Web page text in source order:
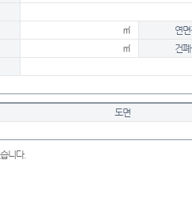
㎡
연
㎡
건
도면
니다.